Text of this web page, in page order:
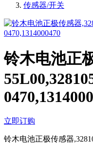
传感器/开关
铃木电池正
立即订购
铃木电池正极传感器